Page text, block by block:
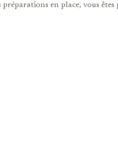
préparations en place, vous